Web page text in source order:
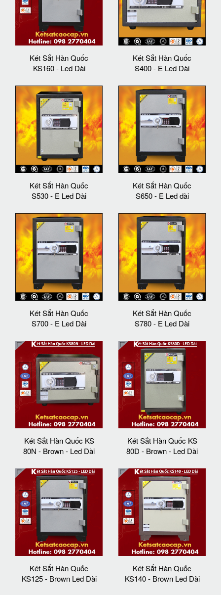
Két Sắt Hàn Quốc
KS160 - Led Dài
Két Sắt Hàn Quốc
S400 - E Led Dài
Két Sắt Hàn Quốc
S530 - E Led Dài
Két Sắt Hàn Quốc
S650 - E Led dài
Két Sắt Hàn Quốc
S700 - E Led Dài
Két Sắt Hàn Quốc
S780 - E Led Dài
Két Sắt Hàn Quốc KS
80N - Brown - Led Dài
Két Sắt Hàn Quốc KS
80D - Brown - Led Dài
Két Sắt Hàn Quốc
KS125 - Brown Led Dài
Két Sắt Hàn Quốc
KS140 - Brown Led Dài